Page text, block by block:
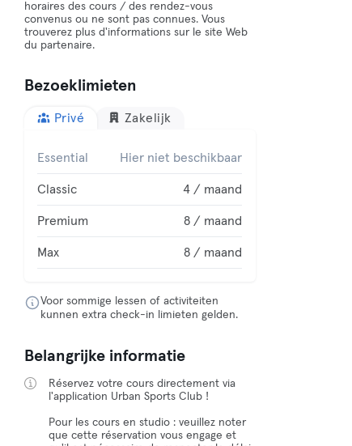
horaires des cours / des rendez-vous
convenus ou ne sont pas connues. Vous
trouverez plus d'informations sur le site Web
du partenaire.
Bezoeklimieten
Privé Zakelijk
Essential Hier niet beschikbaar
Classic 4 / maand
Premium 8 / maand
Max 8 / maand
Voor sommige lessen of activiteiten
kunnen extra check-in limieten gelden.
Belangrijke informatie
Réservez votre cours directement via
l'application Urban Sports Club !
Pour les cours en studio : veuillez noter
que cette réservation vous engage et